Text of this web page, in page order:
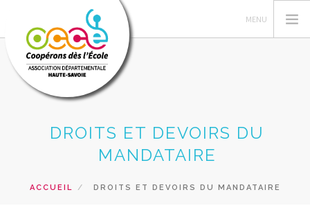
PRETS
DROITS ET DEVOIRS DU
MANDATAIRE
ACCUEIL DROITS ET DEVOIRS DU MANDATAIRE